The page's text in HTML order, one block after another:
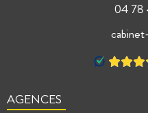
04 78
AGENCES